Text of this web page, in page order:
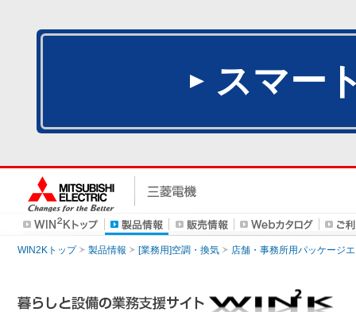
スマー
WIN2Kトップ 製品情報 [業務用]空調・換気 店舗・事務所用パッケージ